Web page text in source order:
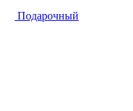
Подарочный